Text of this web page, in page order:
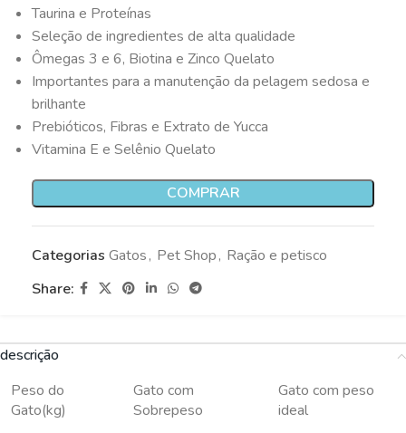
Taurina e Proteínas
Seleção de ingredientes de alta qualidade
Ômegas 3 e 6, Biotina e Zinco Quelato
Importantes para a manutenção da pelagem sedosa e
brilhante
Prebióticos, Fibras e Extrato de Yucca
Vitamina E e Selênio Quelato
COMPRAR
Categorias Gatos, Pet Shop, Ração e petisco
Share:
descrição
Peso do
Gato(kg)
Gato com
Sobrepeso
Gato com peso
ideal